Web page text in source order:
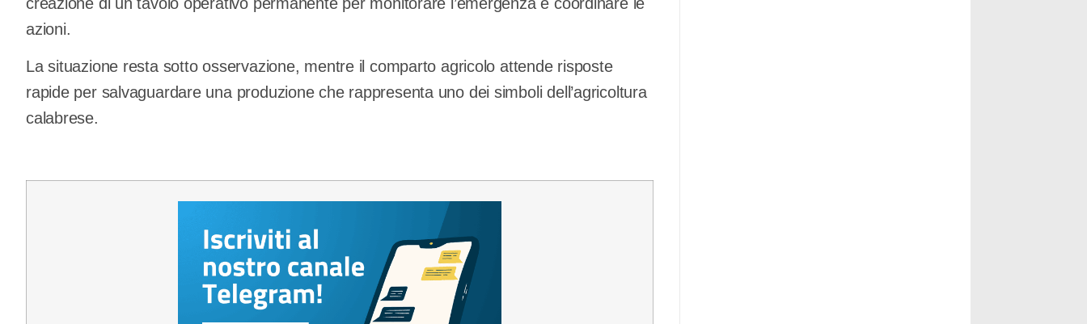
azioni.
La situazione resta sotto osservazione, mentre il comparto agricolo attende risposte
rapide per salvaguardare una produzione che rappresenta uno dei simboli dell’agricoltura
calabrese.